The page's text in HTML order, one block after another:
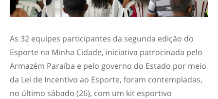
As 32 equipes participantes da segunda edição do
Esporte na Minha Cidade, iniciativa patrocinada pelo
Armazém Paraíba e pelo governo do Estado por meio
da Lei de Incentivo ao Esporte, foram contempladas,
no último sábado (26), com um kit esportivo